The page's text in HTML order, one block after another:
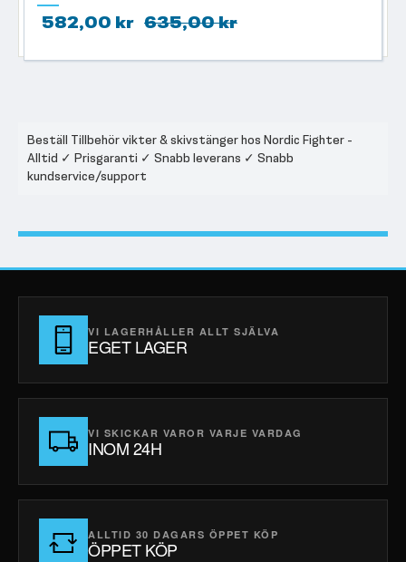
582,00 kr 635,00 kr
Beställ Tillbehör vikter & skivstänger hos Nordic Fighter -
Alltid ✓ Prisgaranti ✓ Snabb leverans ✓ Snabb
kundservice/support
VI LAGERHÅLLER ALLT SJÄLVA
EGET LAGER
VI SKICKAR VAROR VARJE VARDAG
INOM 24H
ALLTID 30 DAGARS ÖPPET KÖP
ÖPPET KÖP